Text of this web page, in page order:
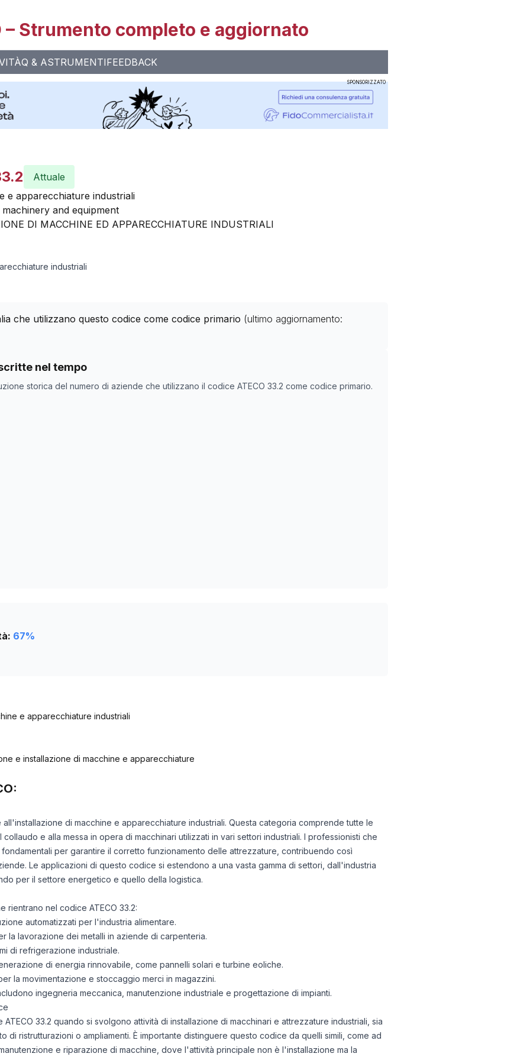
– Strumento completo e aggiornato
Q & ASTRUMENTIFEEDBACK
SPONSORIZZATO
Attuale
e apparecchiature industriali
and equipment
DI MACCHINE ED APPARECCHIATURE INDUSTRIALI
industriali
che utilizzano questo codice come codice primario (ultimo aggiornamento:
nel tempo
storica del numero di aziende che utilizzano il codice ATECO 33.2 come codice primario.
con codice ATECO
Numero aziende
67%
e apparecchiature industriali
e installazione di macchine e apparecchiature
all'installazione di macchine e apparecchiature industriali. Questa categoria comprende tutte le
e alla messa in opera di macchinari utilizzati in vari settori industriali. I professionisti che
per garantire il corretto funzionamento delle attrezzature, contribuendo così
Le applicazioni di questo codice si estendono a una vasta gamma di settori, dall'industria
per il settore energetico e quello della logistica.
rientrano nel codice ATECO 33.2:
automatizzati per l'industria alimentare.
la lavorazione dei metalli in aziende di carpenteria.
di refrigerazione industriale.
di energia rinnovabile, come pannelli solari e turbine eoliche.
la movimentazione e stoccaggio merci in magazzini.
ingegneria meccanica, manutenzione industriale e progettazione di impianti.
33.2 quando si svolgono attività di installazione di macchinari e attrezzature industriali, sia
di ristrutturazioni o ampliamenti. È importante distinguere questo codice da quelli simili, come ad
e riparazione di macchine, dove l'attività principale non è l'installazione ma la